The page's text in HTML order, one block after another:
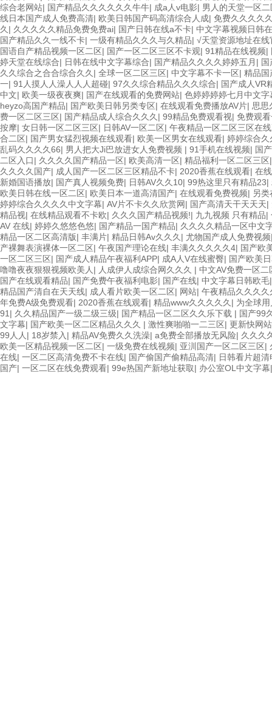
综合老网站| 国产精品久久久久久久牛牛| 成a人v电影| 男人的天堂一区
线日本国产成人免费高清| 欧美日韩国产码高清综合人成| 免费久久久久
久 | 久久久久久精品免费免费ai| 国产日韩在线a不卡| 中文字幕视频日韩
国产精品久久一线不卡| 一级有精品久久久与久精品| √天堂资源地址在线
国语自产精品视频一区二区| 国产一区二区三区不卡观| 91精品在线视频|
婷天堂在线综合| 日韩在线中文字幕综合| 国产精品久久久久婷婷五月 |
久久综合之合合综合久久 | 全球一区二区三区| 中文字幕不卡一区| 精品国
一| 91人摸人人澡人人人超碰| 97久久综合精品久久久综合| 国产成人VR
中文| 欧美一级夜夜爽| 国产在线观看的免费网站| 色婷婷婷婷七月中文字
heyzo高国产精品| 国产欧美日韩另类专区| 在线观看免费播放AV片| 思思
费一区二区三区| 国产精品成人综合久久久 | 99精品免费观看视| 免费观
按摩| 女日韩一区二区三区| 日韩AV一区二区| 午夜精品一区二区三区在
合二区| 国产男女猛烈视频在线观看| 欧美一区男女在线观看| 婷婷综合久
乱码久久久久66| 男人把大Ji巴放进女人免费视频 | 91手机在线视频| 国
二区入口| 久久久久国产精品一区| 欧美高清一区| 精品福利一区二区三区
久久久久国产| 成人国产一区二区三区精品不卡| 2020香蕉在线观看| 在
新婚国语播放| 国产真人视频免费| 日韩AV久久10| 99热这里只有精品23|
欧美日韩在线一区二区| 欧美日本一道高清国产| 在线观看免费视频| 另
婷婷综合久久久久中文字幕| AV片不卡久久欣赏网| 国产高清天干天天天|
精品视| 在线精品观看不卡欧| 久久久国产精品视频!| 九九视频 只有精品|
AV 在线| 婷婷久悠悠色悠| 国产精品一国产精品| 久久久久精品一区中文
精品一区二区高清版| 丰满片| 精品日韩Av久久久 | 尤物国产成人免费视频
产裸舞表演裸体一区二区| 午夜国产理论在线| 丰满久久久久久4| 国产欧
一区二区三区| 国产成人精品午夜福利APP| 成A人V在线蜜臀| 国产欧美
噜噜夜夜狠狠视频欧美人 | 人成伊人成综合网久久久 | 中文AV免费一区二
国产在线观看精品| 国产免费午夜福利电影| 国产在线| 中文字幕日韩欧毛
精品国产清自在天天线| 成人看片欧美一区二区| 网站| 午夜精品久久久久
年免费A级免费观看| 2020香蕉在线观看| 精品www久久久久久 | 为全球
91 | 久久精品国产一级二级三级| 国产精品一区二区久久乐下载 | 国产99
文字幕| 国产欧美一区二区精品久久久 | 激性爽啪啪一二三区| 更新快网站
99人人 | 18岁禁入 | 精品AV免费久久洗澡| a免费全部播放无风险| 久久久
欧美一区精品视频一区二区| 一级免费在线视频| 亚汌国产一区二区三区|
在线| 一区二区高清免费不卡在线| 国产偷国产偷精品高清| 日韩看片超清
国产| 一区二区在线免费观看| 99e热国产新地址获取| 办公室OL中文字幕